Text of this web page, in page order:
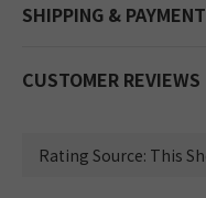
SHIPPING & PAYMENT
CUSTOMER REVIEWS